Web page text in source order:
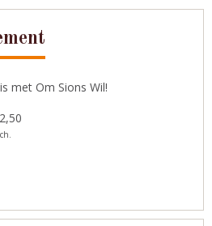
met Om Sions Wil!